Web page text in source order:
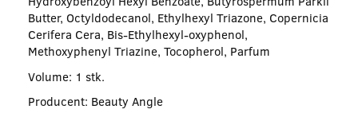
Butter, Octyldodecanol, Ethylhexyl Triazone, Copernicia
Cerifera Cera, Bis-Ethylhexyl-oxyphenol,
Methoxyphenyl Triazine, Tocopherol, Parfum
Volume: 1 stk.
Producent: Beauty Angle